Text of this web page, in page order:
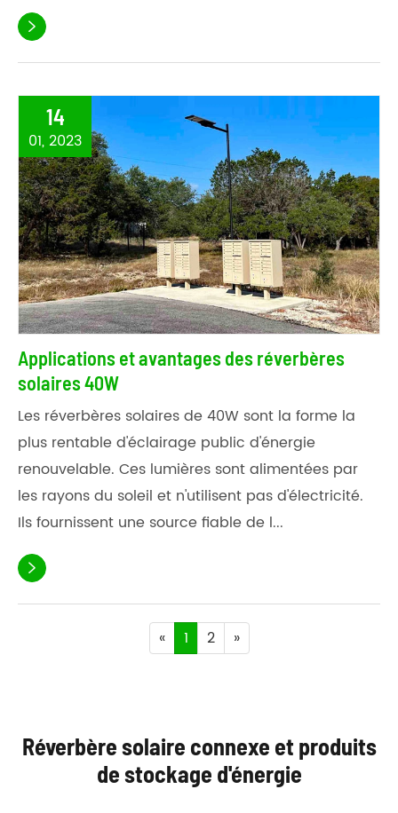

14
01, 2023
Applications et avantages des réverbères
solaires 40W
Les réverbères solaires de 40W sont la forme la
plus rentable d'éclairage public d'énergie
renouvelable. Ces lumières sont alimentées par
les rayons du soleil et n'utilisent pas d'électricité.
Ils fournissent une source fiable de l...

« 1 2 »
Réverbère solaire connexe et produits
de stockage d'énergie